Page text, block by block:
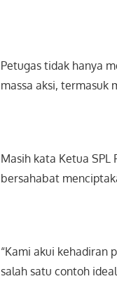
Petugas tidak hanya
massa aksi, termasuk
Masih kata Ketua SPL
bersahabat
“Kami akui kehadiran
salah satu contoh